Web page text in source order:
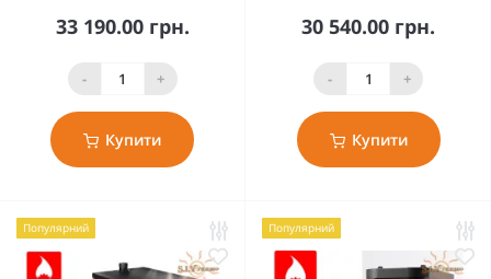
33 190.00 грн.
- +
Купити
30 540.00 грн.
- +
Купити
Популярний Популярний